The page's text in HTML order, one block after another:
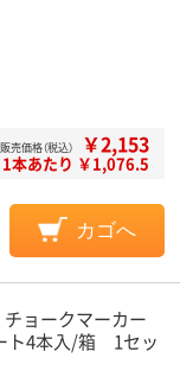
販売価格（税込） ￥2,153
1本あたり ￥1,076.5
カゴへ
ョークマーカー
ト4本入/箱 1セッ